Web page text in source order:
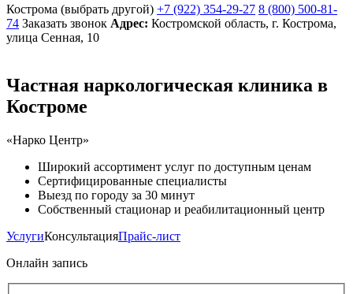
Кострома (выбрать другой) +7 (922) 354-29-27 8 (800) 500-81-
74 Заказать звонок Адрес: Костромской область, г. Кострома,
улица Сенная, 10
Частная наркологическая клиника в
Костроме
«Нарко Центр»
Широкий ассортимент услуг по доступным ценам
Сертифицированные специалисты
Выезд по городу за 30 минут
Собственный стационар и реабилитационный центр
УслугиКонсультацияПрайс-лист
Онлайн запись